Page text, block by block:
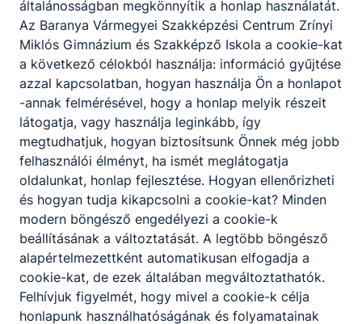
általánosságban megkönnyítik a honlap használatát.
Az Baranya Vármegyei Szakképzési Centrum Zrínyi
Miklós Gimnázium és Szakképző Iskola a cookie-kat
a következő célokból használja: információ gyűjtése
azzal kapcsolatban, hogyan használja Ön a honlapot
-annak felmérésével, hogy a honlap melyik részeit
látogatja, vagy használja leginkább, így
megtudhatjuk, hogyan biztosítsunk Önnek még jobb
felhasználói élményt, ha ismét meglátogatja
oldalunkat, honlap fejlesztése. Hogyan ellenőrizheti
és hogyan tudja kikapcsolni a cookie-kat? Minden
modern böngésző engedélyezi a cookie-k
beállításának a változtatását. A legtöbb böngésző
alapértelmezettként automatikusan elfogadja a
cookie-kat, de ezek általában megváltoztathatók.
Felhívjuk figyelmét, hogy mivel a cookie-k célja
honlapunk használhatóságának és folyamatainak